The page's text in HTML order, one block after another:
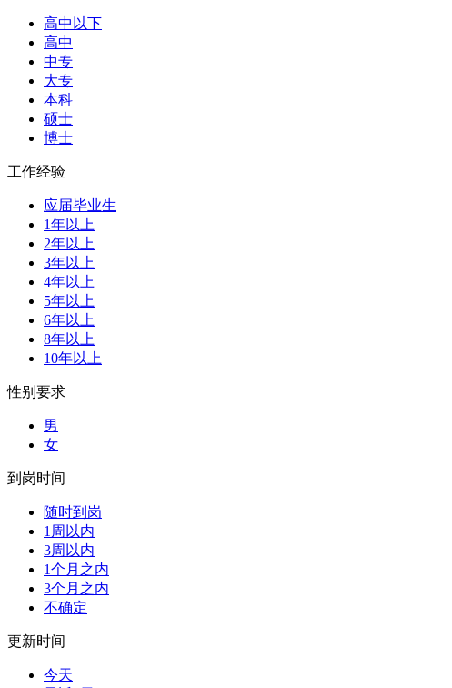
高中以下
高中
中专
大专
本科
硕士
博士
工作经验
应届毕业生
1年以上
2年以上
3年以上
4年以上
5年以上
6年以上
8年以上
10年以上
性别要求
男
女
到岗时间
随时到岗
1周以内
3周以内
1个月之内
3个月之内
不确定
更新时间
今天